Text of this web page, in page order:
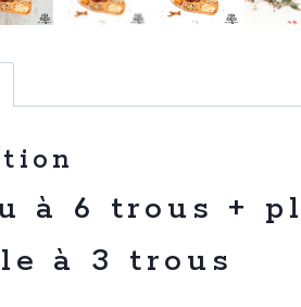
à 6 trous +
à 3 trous